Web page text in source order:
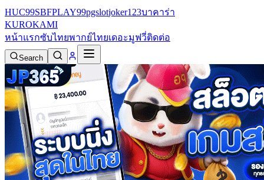
HUC99SBFPLAY99pgslotjoker123บาคาร่า
KUROKAMI
หน้าแรกซับไทยพากย์ไทยเดอะมูฟวี่ติดต่อ
Search